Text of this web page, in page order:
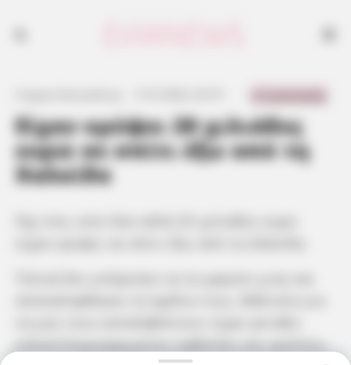
Είχαν κρύψει 20 χιλιάδες
ευρώ σε σπίτι έξω από τη
Χαλκίδα
ειδικά διαμορφωμένες καβάτζες και κρύπτες.